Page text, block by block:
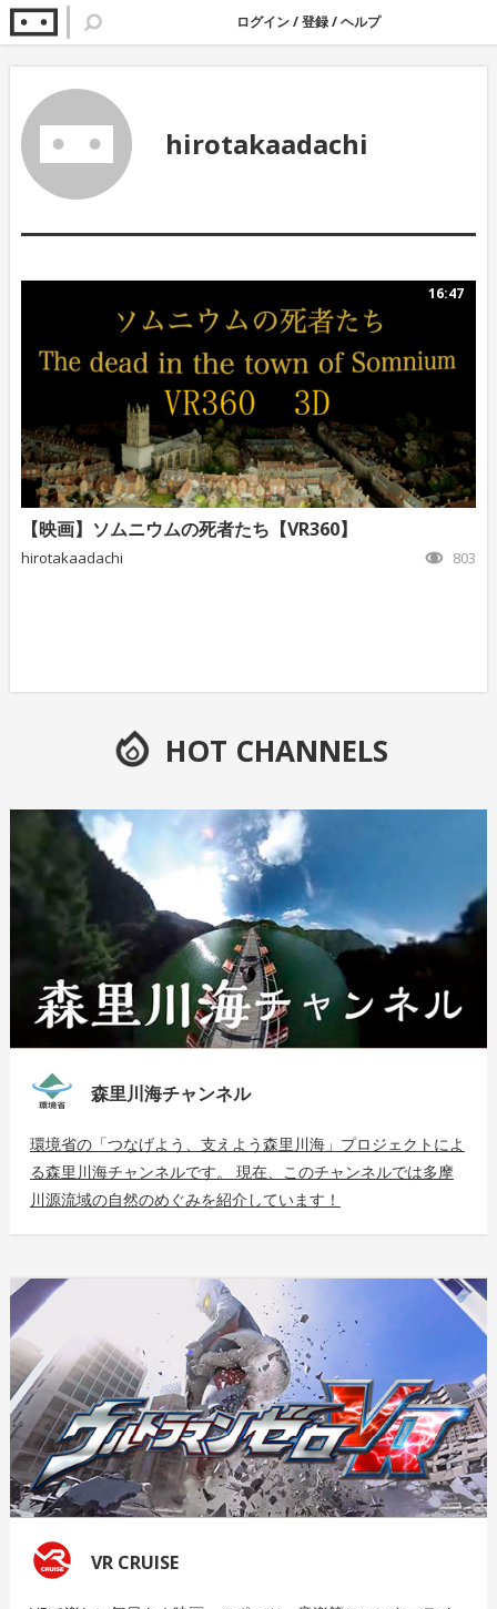
ログイン/登録/ヘルプ
hirotakaadachi
16:47
【映画】ソムニウムの死者たち【VR360】
hirotakaadachi 803
HOT CHANNELS
森里川海チャンネル
環境省の「つなげよう、支えよう森里川海」プロジェクトによ
る森里川海チャンネルです。 現在、このチャンネルでは多摩
川源流域の自然のめぐみを紹介しています！
VR CRUISE